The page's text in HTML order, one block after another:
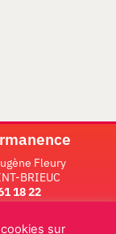
Fleury
BRIEUC
18 22
MILITANT
sur